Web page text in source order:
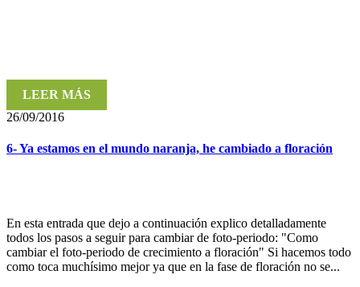
LEER MÁS
26/09/2016
6- Ya estamos en el mundo naranja, he cambiado a floración
En esta entrada que dejo a continuación explico detalladamente
todos los pasos a seguir para cambiar de foto-periodo: "Como
cambiar el foto-periodo de crecimiento a floración" Si hacemos todo
como toca muchísimo mejor ya que en la fase de floración no se...